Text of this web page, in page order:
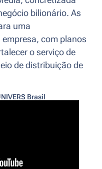
bilionário. As
uma
com planos
o serviço de
de distribuição de
Brasil